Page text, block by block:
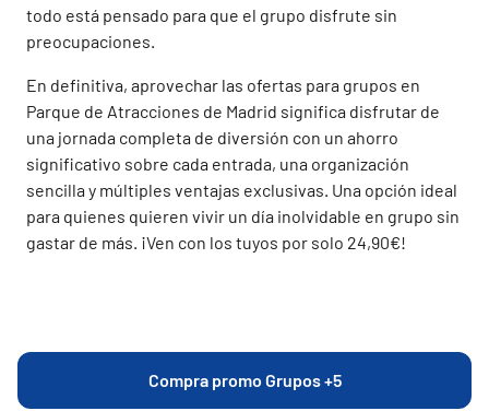
todo está pensado para que el grupo disfrute sin
preocupaciones.
En definitiva, aprovechar las ofertas para grupos en
Parque de Atracciones de Madrid significa disfrutar de
una jornada completa de diversión con un ahorro
significativo sobre cada entrada, una organización
sencilla y múltiples ventajas exclusivas. Una opción ideal
para quienes quieren vivir un día inolvidable en grupo sin
gastar de más. ¡Ven con los tuyos por solo 24,90€!
Compra promo Grupos +5